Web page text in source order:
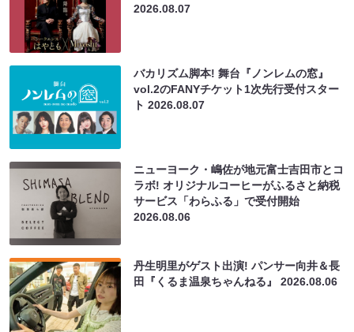
2026.08.07
バカリズム脚本! 舞台『ノンレムの窓』
vol.2のFANYチケット1次先行受付スター
ト2026.08.07
ニューヨーク・嶋佐が地元富士吉田市とコ
ラボ! オリジナルコーヒーがふるさと納税
サービス「わらふる」で受付開始
2026.08.06
丹生明里がゲスト出演! パンサー向井＆長
田『くるま温泉ちゃんねる』2026.08.06